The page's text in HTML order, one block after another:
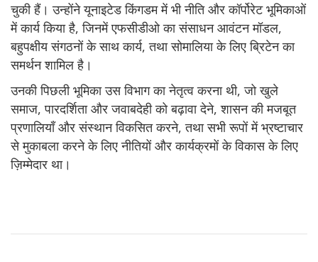
चुकी हैं। उन्होंने यूनाइटेड किंगडम में भी नीति और कॉर्पोरेट भूमिकाओं
में कार्य किया है, जिनमें एफसीडीओ का संसाधन आवंटन मॉडल,
बहुपक्षीय संगठनों के साथ कार्य, तथा सोमालिया के लिए ब्रिटेन का
समर्थन शामिल है।
उनकी पिछली भूमिका उस विभाग का नेतृत्व करना थी, जो खुले
समाज, पारदर्शिता और जवाबदेही को बढ़ावा देने, शासन की मजबूत
प्रणालियाँ और संस्थान विकसित करने, तथा सभी रूपों में भ्रष्टाचार
से मुकाबला करने के लिए नीतियों और कार्यक्रमों के विकास के लिए
ज़िम्मेदार था।